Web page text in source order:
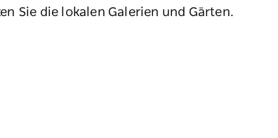
Sie die lokalen Galerien und Gärten.